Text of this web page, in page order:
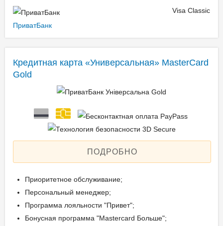
ПриватБанк
Visa Classic
Кредитная карта «Универсальная» MasterCard
Gold
ПОДРОБНО
Приоритетное обслуживание;
Персональный менеджер;
Программа лояльности "Привет";
Бонусная программа "Mastercard Больше";